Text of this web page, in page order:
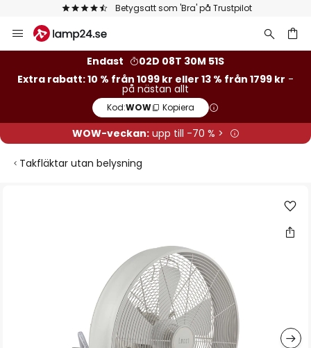
Betygsatt som 'Bra' på Trustpilot
Hoppa
till
Endast
02D 08T 30M 51S
Extra rabatt: 10 % från 1099 kr eller 13 % från 1799 kr -
på nästan allt
Kod:WOW Kopiera
WOW-veckan:upp till -70 % >
Takfläktar utan belysning